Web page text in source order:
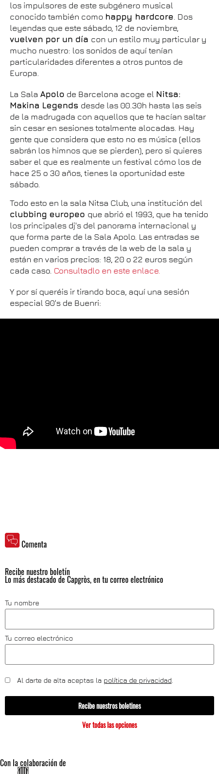
los impulsores de este subgénero musical
conocido también como happy hardcore. Dos
leyendas que este sábado, 12 de noviembre,
vuelven por un día con un estilo muy particular y
mucho nuestro: los sonidos de aquí tenían
particularidades diferentes a otros puntos de
Europa.
La Sala Apolo de Barcelona acoge el Nitsa:
Makina Legends desde las 00.30h hasta las seis
de la madrugada con aquellos que te hacían saltar
sin cesar en sesiones totalmente alocadas. Hay
gente que considera que esto no es música (ellos
sabrán los himnos que se pierden), pero si quieres
saber el que es realmente un festival cómo los de
hace 25 o 30 años, tienes la oportunidad este
sábado.
Todo esto en la sala Nitsa Club, una institución del
clubbing europeo que abrió el 1993, que ha tenido
los principales dj's del panorama internacional y
que forma parte de la Sala Apolo. Las entradas se
pueden comprar a través de la web de la sala y
están en varios precios: 18, 20 o 22 euros según
cada caso. Consultadlo en este enlace.
Y por sí queréis ir tirando boca, aquí una sesión
especial 90's de Buenri:
Comenta
Recibe nuestro boletín
Lo más destacado de Capgròs, en tu correo electrónico
Tu nombre
Tu correo electrónico
Al darte de alta aceptas la política de privacidad
Recibe nuestros boletines
Ver todas las opciones
Con la colaboración de